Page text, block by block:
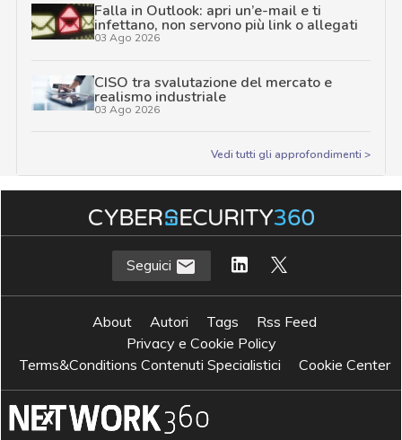
Falla in Outlook: apri un’e-mail e ti
infettano, non servono più link o allegati
03 Ago 2026
CISO tra svalutazione del mercato e
realismo industriale
03 Ago 2026
Vedi tutti gli approfondimenti >
Seguici
About Autori Tags
Rss Feed
Privacy e Cookie Policy
Terms&Conditions Contenuti Specialistici
Cookie Center